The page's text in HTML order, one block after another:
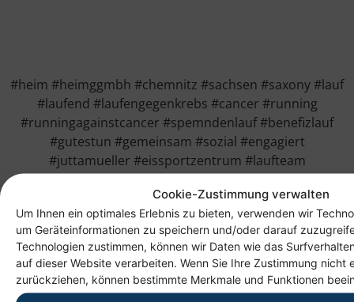
Cookie-Zustimmung verwalten
Um Ihnen ein optimales Erlebnis zu bieten, verwenden wir
um Geräteinformationen zu speichern und/oder darauf
Technologien zustimmen, können wir Daten wie das
auf dieser Website verarbeiten. Wenn Sie Ihre Zustimmung nicht
zurückziehen, können bestimmte Merkmale und Funktionen
#heim #heimggmbh #chemnitz #sachsen #saxony #lauf
#laufend #laufengegenkrebs #cancer #running
#runningagainstcancer #spemndenlauf #benefizlauf
#gutestun #gemeinsam #sozial #engagiert
#juttamueller #eissportzentrum #laufteam